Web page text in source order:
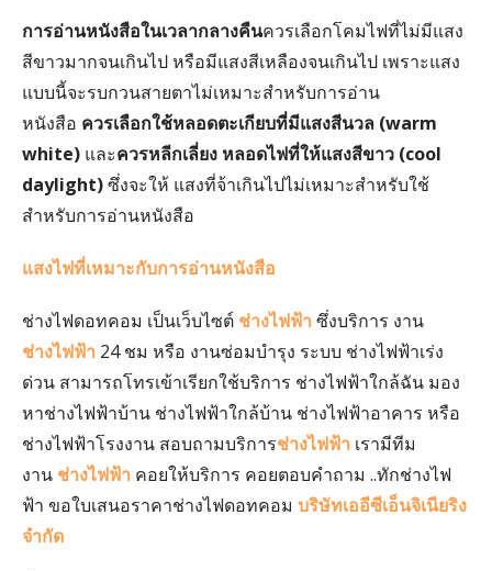
การอ่านหนังสือในเวลากลางคืนควรเลือกโคมไฟที่ไม่มีแสง
สีขาวมากจนเกินไป หรือมีแสงสีเหลืองจนเกินไป เพราะแสง
แบบนี้จะรบกวนสายตาไม่เหมาะสำหรับการอ่าน
หนังสือ ควรเลือกใช้หลอดตะเกียบที่มีแสงสีนวล (warm
white) และควรหลีกเลี่ยง หลอดไฟที่ให้แสงสีขาว (cool
daylight)ซึ่งจะให้ แสงที่จ้าเกินไปไม่เหมาะสำหรับใช้
สำหรับการอ่านหนังสือ
แสงไฟที่เหมาะกับการอ่านหนังสือ
ช่างไฟดอทคอม เป็นเว็บไซต์ ช่างไฟฟ้า ซึ่งบริการ งาน
ช่างไฟฟ้า 24 ชม หรือ งานซ่อมบำรุง ระบบ ช่างไฟฟ้าเร่ง
ด่วน สามารถโทรเข้าเรียกใช้บริการ ช่างไฟฟ้าใกล้ฉัน มอง
หาช่างไฟฟ้าบ้าน ช่างไฟฟ้าใกล้บ้าน ช่างไฟฟ้าอาคาร หรือ
ช่างไฟฟ้าโรงงาน สอบถามบริการช่างไฟฟ้า เรามีทีม
งาน ช่างไฟฟ้า คอยให้บริการ คอยตอบคำถาม ..ทักช่างไฟ
ฟ้า ขอใบเสนอราคาช่างไฟดอทคอม บริษัทเออีซีเอ็นจิเนียริง
จำกัด